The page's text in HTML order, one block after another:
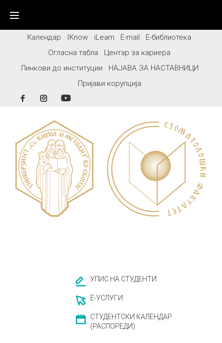
contentКалендар IKnow iLearn E-mail
Е-библиотека
Огласна табла
Центар за кариера
Линкови до институции
НАЈАВА ЗА НАСТАВНИЦИ
Пријави корупција
FacebookInstagram
УПИС НА СТУДЕНТИ
Е-УСЛУГИ
СТУДЕНТСКИ КАЛЕНДАР
(РАСПОРЕДИ)